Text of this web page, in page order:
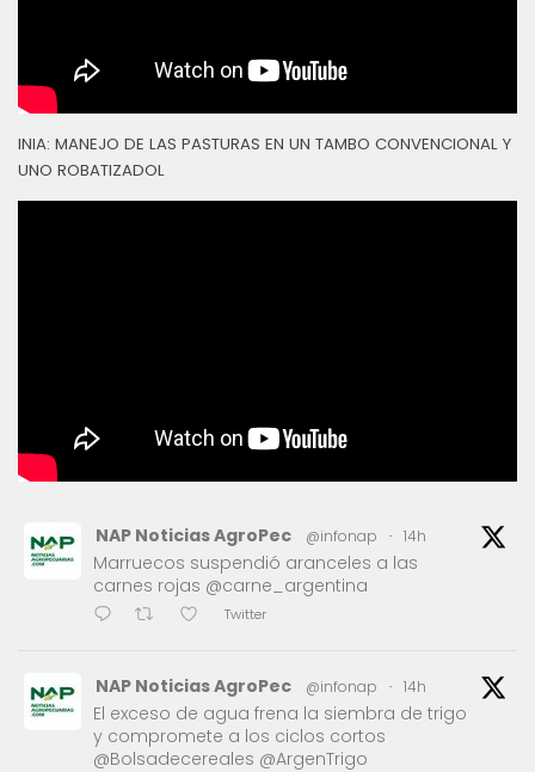
INIA: MANEJO DE LAS PASTURAS EN UN TAMBO CONVENCIONAL Y
UNO ROBATIZADOL
NAP Noticias AgroPec @infonap · 14h
Marruecos suspendió aranceles a las
carnes rojas @carne_argentina
Twitter
NAP Noticias AgroPec @infonap · 14h
El exceso de agua frena la siembra de trigo
y compromete a los ciclos cortos
@Bolsadecereales @ArgenTrigo